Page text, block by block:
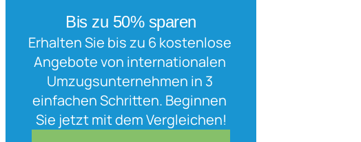
Bis zu 50% sparen
Erhalten Sie bis zu 6 kostenlose
Angebote von internationalen
Umzugsunternehmen in 3
einfachen Schritten. Beginnen
Sie jetzt mit dem Vergleichen!